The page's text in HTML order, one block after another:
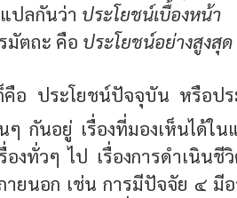
ปลกันว่า ประโยชน์เบื้องหน้า
มัตถะ คือ ประโยชน์อย่างสูงสุด
อ ประโยชน์ปัจจุบัน หรือปร
ๆ กันอยู่ เรื่องที่มองเห็นได้ใ
องทั่วๆ ไป เรื่องการดำเนิน
ยนอก เช่น การมีปัจจัย ๔ มี